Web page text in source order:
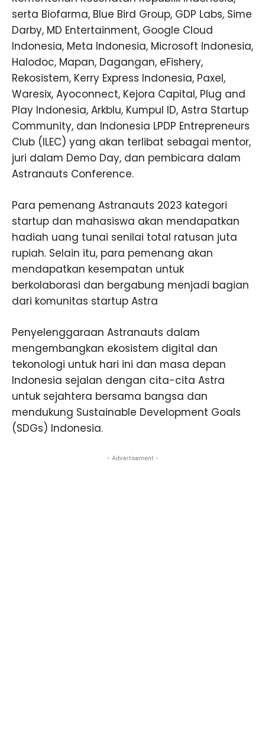
serta Biofarma, Blue Bird Group, GDP Labs, Sime
Darby, MD Entertainment, Google Cloud
Indonesia, Meta Indonesia, Microsoft Indonesia,
Halodoc, Mapan, Dagangan, eFishery,
Rekosistem, Kerry Express Indonesia, Paxel,
Waresix, Ayoconnect, Kejora Capital, Plug and
Play Indonesia, Arkblu, Kumpul ID, Astra Startup
Community, dan Indonesia LPDP Entrepreneurs
Club (ILEC) yang akan terlibat sebagai mentor,
juri dalam Demo Day, dan pembicara dalam
Astranauts Conference.
Para pemenang Astranauts 2023 kategori
startup dan mahasiswa akan mendapatkan
hadiah uang tunai senilai total ratusan juta
rupiah. Selain itu, para pemenang akan
mendapatkan kesempatan untuk
berkolaborasi dan bergabung menjadi bagian
dari komunitas startup Astra
Penyelenggaraan Astranauts dalam
mengembangkan ekosistem digital dan
tekonologi untuk hari ini dan masa depan
Indonesia sejalan dengan cita-cita Astra
untuk sejahtera bersama bangsa dan
mendukung Sustainable Development Goals
(SDGs) Indonesia.
- Advertisement -